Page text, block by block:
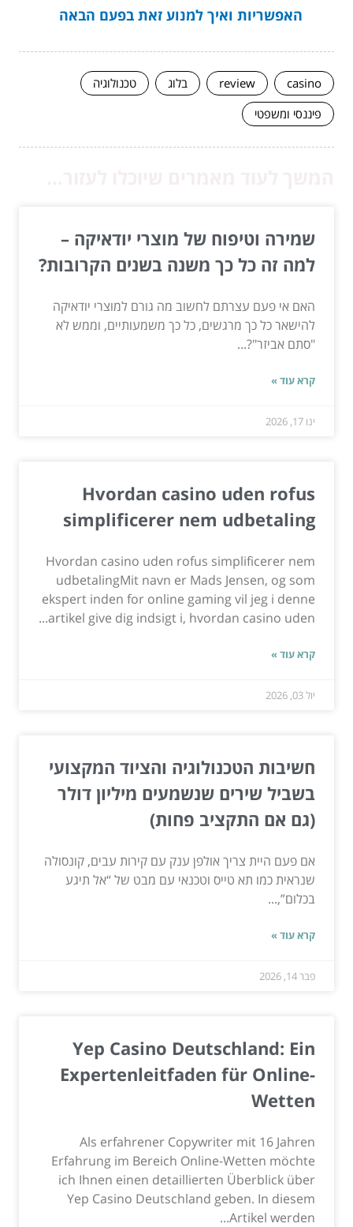
האפשריות ואיך למנוע זאת בפעם הבאה
casino
review בלוג
טכנולוגיה
פיננסי ומשפטי
שמירה וטיפוח של מוצרי יודאיקה –
למה זה כל כך משנה בשנים הקרובות?
האם אי פעם עצרתם לחשוב מה גורם למוצרי יודאיקה
להישאר כל כך מרגשים, כל כך משמעותיים, וממש לא
"סתם אביזר"?...
קרא עוד »
ינו 17, 2026
Hvordan casino uden rofus
simplificerer nem udbetaling
Hvordan casino uden rofus simplificerer nem
udbetalingMit navn er Mads Jensen, og som
ekspert inden for online gaming vil jeg i denne
artikel give dig indsigt i, hvordan casino uden...
קרא עוד »
יול 03, 2026
חשיבות הטכנולוגיה והציוד המקצועי
בשביל שירים שנשמעים מיליון דולר
(גם אם התקציב פחות)
אם פעם היית צריך אולפן ענק עם קירות עבים, קונסולה
שנראית כמו תא טייס וטכנאי עם מבט של “אל תיגע
בכלום”,...
קרא עוד »
פבר 14, 2026
Yep Casino Deutschland: Ein
Expertenleitfaden für Online-
Wetten
Als erfahrener Copywriter mit 16 Jahren
Erfahrung im Bereich Online-Wetten möchte
ich Ihnen einen detaillierten Überblick über
Yep Casino Deutschland geben. In diesem
Artikel werden...